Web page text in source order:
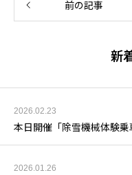
前の記事
新
2026.02.23
本日開催「除雪機械体験
2026.01.26